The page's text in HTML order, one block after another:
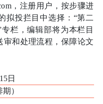
，注册用户，按步骤进
拟投拦目中选择：“第二
栏，编辑部将为本栏目
和处理流程，保障论文
日
）